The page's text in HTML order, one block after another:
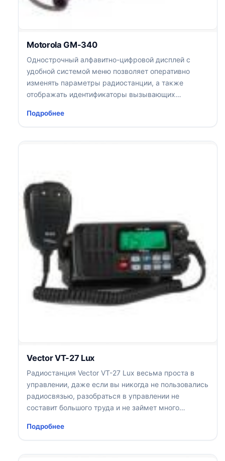
Motorola GM-340
Однострочный алфавитно-цифровой дисплей с
удобной системой меню позволяет оперативно
изменять параметры радиостанции, а также
отображать идентификаторы вызывающих
Подробнее
Vector VT-27 Lux
Радиостанция Vector VT-27 Lux весьма проста в
управлении, даже если вы никогда не пользовались
радиосвязью, разобраться в управлении не
составит большого труда и не займет много
Подробнее